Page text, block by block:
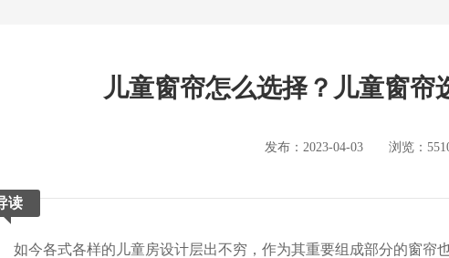
儿童窗帘怎么选择？儿童窗帘
发布：2023-04-03 浏览：
读
如今各式各样的儿童房设计层出不穷，作为其重要组成部分的窗帘